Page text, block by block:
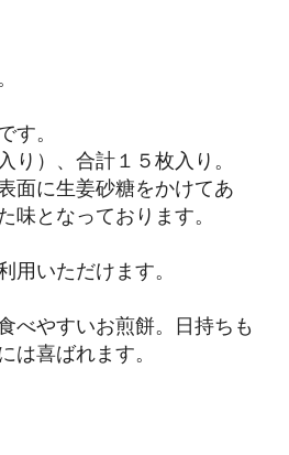
す。
り）、合計１５枚入り。
面に生姜砂糖をかけてあ
味となっております。
用いただけます。
べやすいお煎餅。日持ちも
は喜ばれます。